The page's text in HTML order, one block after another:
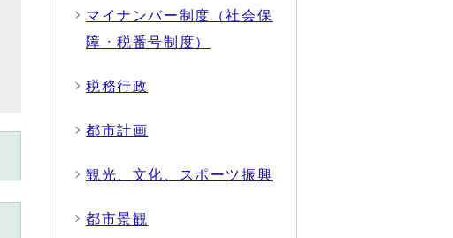
マイナンバー制度（社会保
障・税番号制度）
税務行政
都市計画
観光、文化、スポーツ振興
都市景観